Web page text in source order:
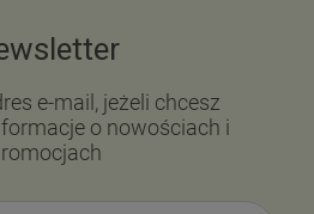
e-mail, jeżeli chcesz
o nowościach i